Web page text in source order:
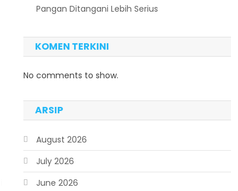
Pangan Ditangani Lebih Serius
KOMEN TERKINI
No comments to show.
ARSIP
August 2026
July 2026
June 2026